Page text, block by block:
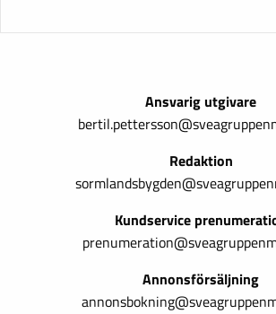
Ansvarig utgivare
Redaktion
Kundservice
Annonsförsäljning